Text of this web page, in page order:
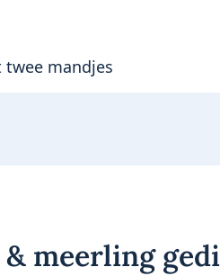
twee mandjes
meerling